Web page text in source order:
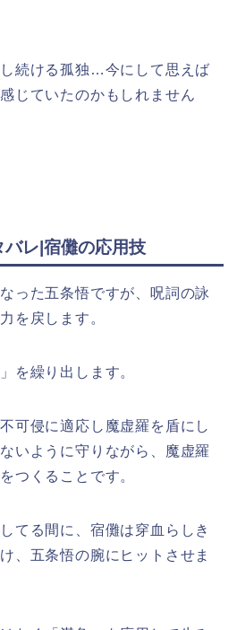
続ける孤独…今にして思えば
じていたのかもしれません
レ|宿儺の応用技
った五条悟ですが、呪詞の詠
を戻します。
を繰り出します。
可侵に適応し魔虚羅を盾にし
いように守りながら、魔虚羅
つくることです。
てる間に、宿儺は穿血らしき
、五条悟の腕にヒットさせま